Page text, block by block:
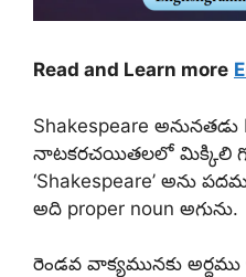
Read and Learn more
Shakespeare
నాటకరచయితలలో మిక్కిలి
‘Shakespeare’ అను
అది proper noun అగును.
రెండవ వాక్యమునకు అర్ధము